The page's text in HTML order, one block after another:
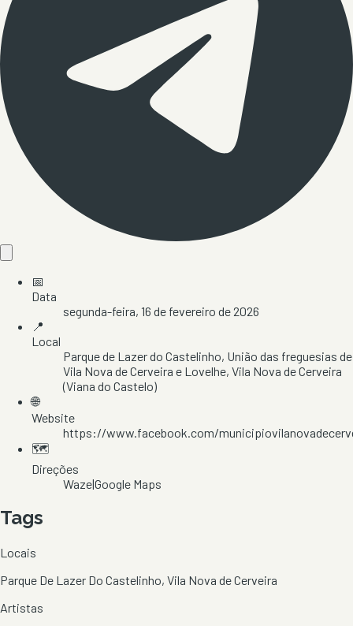
📅
Data
segunda-feira, 16 de fevereiro de 2026
📍
Local
Parque de Lazer do Castelinho, União das freguesias de
Vila Nova de Cerveira e Lovelhe, Vila Nova de Cerveira
(Viana do Castelo)
🌐
Website
https://www.facebook.com/
🗺️
Direções
Waze|Google Maps
Tags
Locais
Parque De Lazer Do Castelinho, Vila Nova de Cerveira
Artistas